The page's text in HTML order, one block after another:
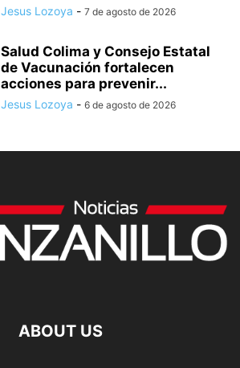
Jesus Lozoya - 7 de agosto de 2026
Salud Colima y Consejo Estatal
de Vacunación fortalecen
acciones para prevenir...
Jesus Lozoya - 6 de agosto de 2026
ABOUT US